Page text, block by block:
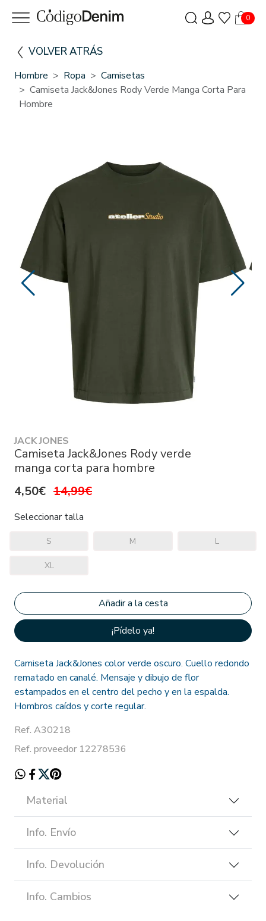
0
VOLVER ATRÁS
Hombre Ropa
Camisetas
Camiseta Jack&Jones Rody Verde Manga Corta Para
Hombre
JACK JONES
Camiseta Jack&Jones Rody verde
manga corta para hombre
4,50€ 14,99€
Seleccionar talla
S M L
XL
¡Pídelo ya!
Camiseta Jack&Jones color verde oscuro. Cuello redondo
rematado en canalé. Mensaje y dibujo de flor
estampados en el centro del pecho y en la espalda.
Hombros caídos y corte regular.
Ref. A30218
Ref. proveedor 12278536
Material
Info. Envío
Info. Devolución
Info. Cambios